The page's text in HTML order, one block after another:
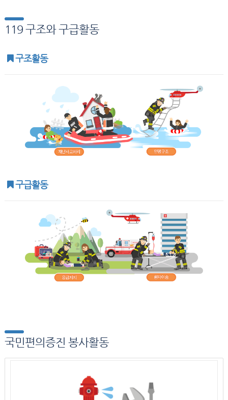
119 구조와 구급활동
구조활동
구급활동
국민편의증진 봉사활동